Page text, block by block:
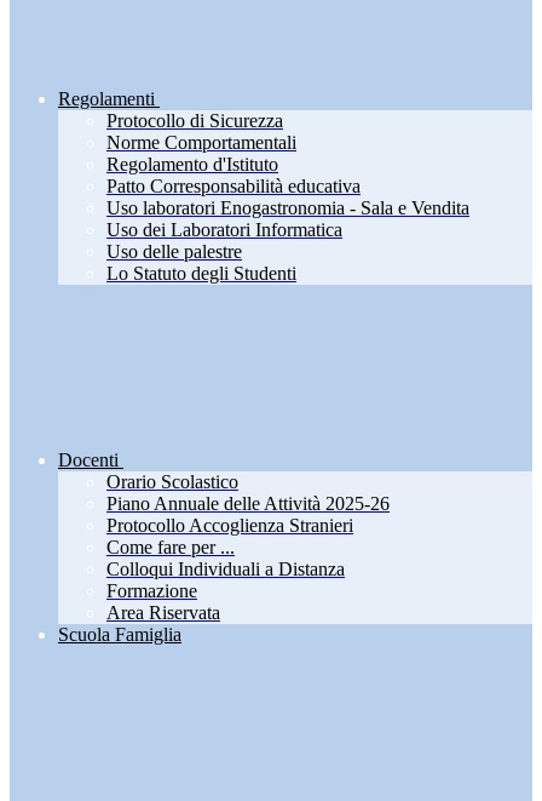
Regolamenti
Protocollo di Sicurezza
Norme Comportamentali
Regolamento d'Istituto
Patto Corresponsabilità educativa
Uso laboratori Enogastronomia - Sala e Vendita
Uso dei Laboratori Informatica
Uso delle palestre
Lo Statuto degli Studenti
Docenti
Orario Scolastico
Piano Annuale delle Attività 2025-26
Protocollo Accoglienza Stranieri
Come fare per ...
Colloqui Individuali a Distanza
Formazione
Area Riservata
Scuola Famiglia